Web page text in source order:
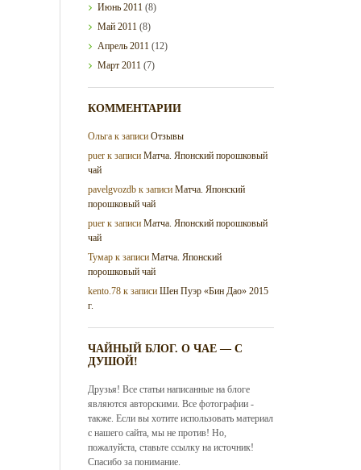
Июнь2011 (8)
Май2011 (8)
Апрель2011 (12)
Март2011 (7)
КОММЕНТАРИИ
Ольга к записиОтзывы
puer к записиМатча. Японский порошковый
чай
pavelgvozdb к записиМатча. Японский
порошковый чай
puer к записиМатча. Японский порошковый
чай
Тумар к записиМатча. Японский
порошковый чай
kento.78 к записиШен Пуэр «Бин Дао» 2015
г.
ЧАЙНЫЙ БЛОГ. О ЧАЕ — С
ДУШОЙ!
Друзья! Все статьи написанные на блоге
являются авторскими. Все фотографии -
также. Если вы хотите использовать материал
с нашего сайта, мы не против! Но,
пожалуйста, ставьте ссылку на источник!
Спасибо за понимание.